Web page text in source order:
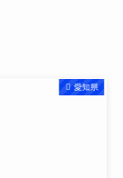
愛知県